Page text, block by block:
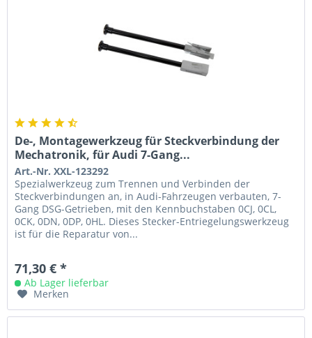
De-, Montagewerkzeug für Steckverbindung der
Mechatronik, für Audi 7-Gang...
Art.-Nr. XXL-123292
Spezialwerkzeug zum Trennen und Verbinden der
Steckverbindungen an, in Audi-Fahrzeugen verbauten, 7-
Gang DSG-Getrieben, mit den Kennbuchstaben 0CJ, 0CL,
0CK, 0DN, 0DP, 0HL. Dieses Stecker-Entriegelungswerkzeug
ist für die Reparatur von...
71,30 € *
Ab Lager lieferbar
Merken